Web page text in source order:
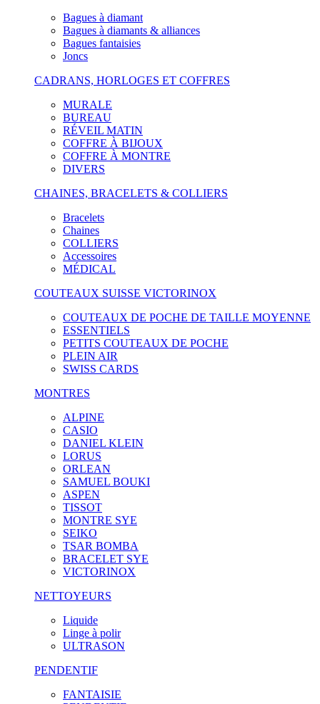
Bagues à diamant
Bagues à diamants & alliances
Bagues fantaisies
Joncs
CADRANS, HORLOGES ET COFFRES
MURALE
BUREAU
RÉVEIL MATIN
COFFRE À BIJOUX
COFFRE À MONTRE
DIVERS
CHAINES, BRACELETS & COLLIERS
Bracelets
Chaines
COLLIERS
Accessoires
MÉDICAL
COUTEAUX SUISSE VICTORINOX
COUTEAUX DE POCHE DE TAILLE MOYENNE
ESSENTIELS
PETITS COUTEAUX DE POCHE
PLEIN AIR
SWISS CARDS
MONTRES
ALPINE
CASIO
DANIEL KLEIN
LORUS
ORLEAN
SAMUEL BOUKI
ASPEN
TISSOT
MONTRE SYE
SEIKO
TSAR BOMBA
BRACELET SYE
VICTORINOX
NETTOYEURS
Liquide
Linge à polir
ULTRASON
PENDENTIF
FANTAISIE